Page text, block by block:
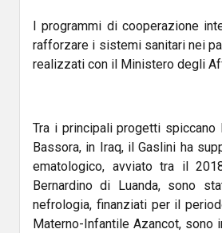
I programmi di cooperazione
rafforzare i sistemi sanitari nei
realizzati con il Ministero degli
Tra i principali progetti
Bassora, in Iraq, il Gaslini ha
ematologico, avviato tra il
Bernardino di Luanda, sono
nefrologia, finanziati per il
Materno-Infantile Azancot, sono